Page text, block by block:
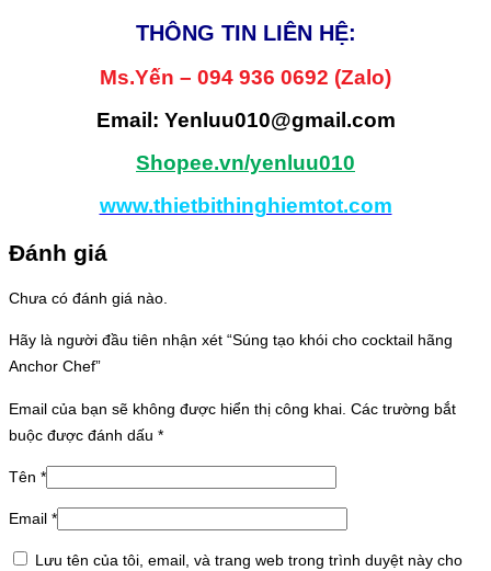
THÔNG TIN LIÊN HỆ:
Ms.Yến – 094 936 0692 (Zalo)
Email: Yenluu010@gmail.com
Shopee.vn/yenluu010
www.thietbithinghiemtot.com
Đánh giá
Chưa có đánh giá nào.
Hãy là người đầu tiên nhận xét “Súng tạo khói cho cocktail hãng
Anchor Chef”
Email của bạn sẽ không được hiển thị công khai. Các trường bắt
buộc được đánh dấu *
Tên *
Email *
Lưu tên của tôi, email, và trang web trong trình duyệt này cho